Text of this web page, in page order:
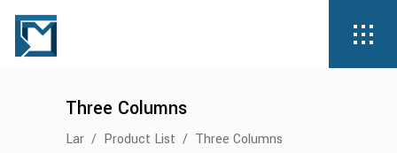
Three Columns
Lar / Product List / Three Columns